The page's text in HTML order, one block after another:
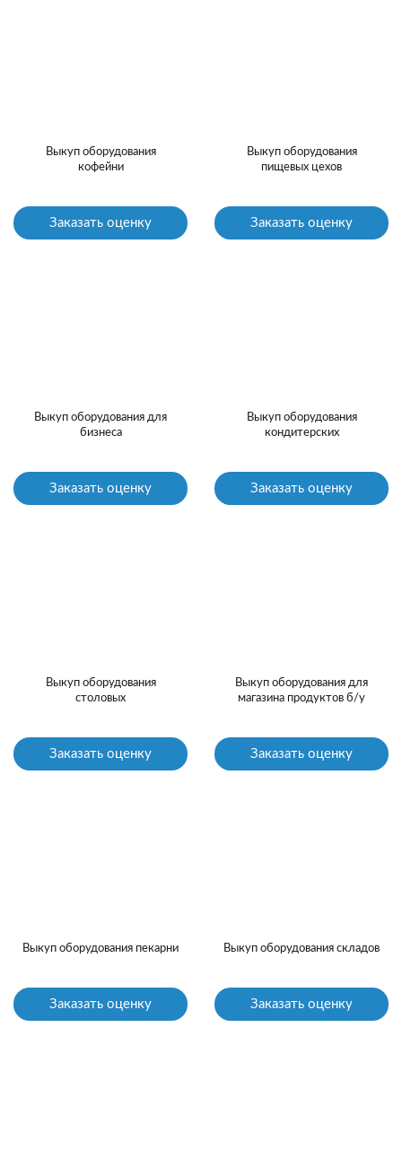
Выкуп оборудования
кофейни
Заказать оценку
Выкуп оборудования
пищевых цехов
Заказать оценку
Выкуп оборудования для
бизнеса
Заказать оценку
Выкуп оборудования
кондитерских
Заказать оценку
Выкуп оборудования
столовых
Заказать оценку
Выкуп оборудования для
магазина продуктов б/у
Заказать оценку
Выкуп оборудования пекарни
Заказать оценку
Выкуп оборудования складов
Заказать оценку